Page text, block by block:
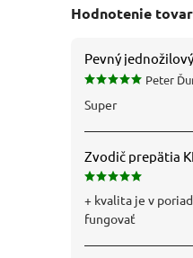
Hodnotenie
Peter
Super
+ kvalita je v
fungovať